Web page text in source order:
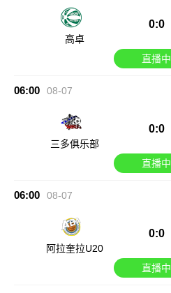
高卓
0:0
直播中
06:00 08-07
三多俱乐部
0:0
直播中
06:00 08-07
阿拉奎拉U20
0:0
直播中